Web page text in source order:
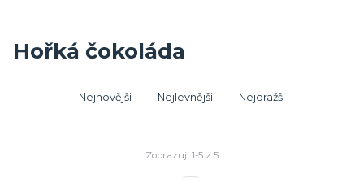
Hořká čokoláda
Nejnovější Nejlevnější Nejdražší
Zobrazuji 1-5 z 5